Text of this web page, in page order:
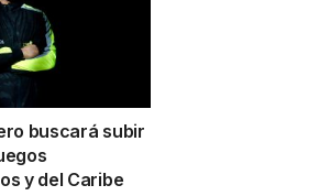
buscará subir
y del Caribe